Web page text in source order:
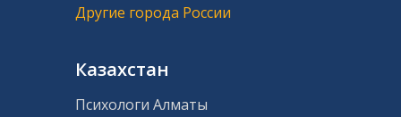
Другие города России
Казахстан
Психологи Алматы